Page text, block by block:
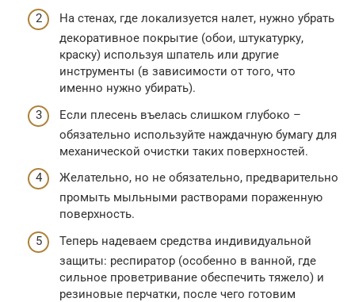
На стенах, где локализуется налет, нужно убрать
декоративное покрытие (обои, штукатурку,
краску) используя шпатель или другие
инструменты (в зависимости от того, что
именно нужно убирать).
Если плесень въелась слишком глубоко –
обязательно используйте наждачную бумагу для
механической очистки таких поверхностей.
Желательно, но не обязательно, предварительно
промыть мыльными растворами пораженную
поверхность.
Теперь надеваем средства индивидуальной
защиты: респиратор (особенно в ванной, где
сильное проветривание обеспечить тяжело) и
резиновые перчатки, после чего готовим